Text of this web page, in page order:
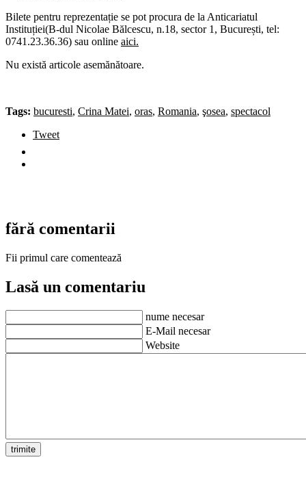
Bilete pentru reprezentație se pot procura de la Anticariatul
Instituției(B-dul Nicolae Bălcescu, n.18, sector 1, București, tel:
0741.23.36.36) sau online aici.
Nu există articole asemănătoare.
Tags: bucuresti, Crina Matei, oras, Romania, şosea, spectacol
Tweet
fără comentarii
Fii primul care comentează
Lasă un comentariu
nume necesar
E-Mail necesar
Website